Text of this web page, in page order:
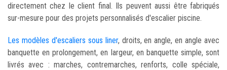
directement chez le client final. Ils peuvent aussi être fabriqués
sur-mesure pour des projets personnalisés d'escalier piscine.
Les modèles d'escaliers sous liner, droits, en angle, en angle avec
banquette en prolongement, en largeur, en banquette simple, sont
livrés avec : marches, contremarches, renforts, colle spéciale,